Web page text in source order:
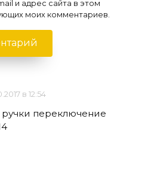
и адрес сайта в этом
моих комментариев.
в 12:54
переключение